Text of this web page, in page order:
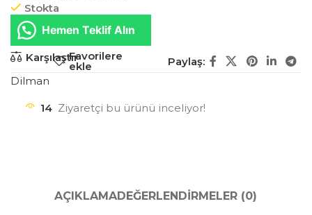
Stokta
Hemen Teklif Alın
KarşılaştırFavorilere
ekle
Paylaş:
Dilman
14 Ziyaretçi bu ürünü inceliyor!
AÇIKLAMADEĞERLENDIRMELER (0)